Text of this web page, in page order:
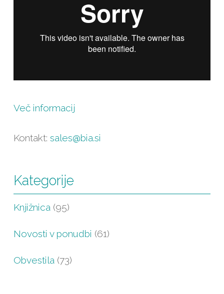
Več informacij
Kontakt: sales@bia.si
Kategorije
Knjižnica (95)
Novosti v ponudbi (61)
Obvestila (73)